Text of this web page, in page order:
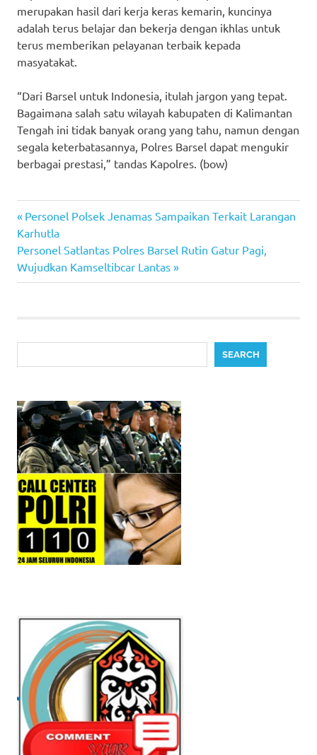
merupakan hasil dari kerja keras kemarin, kuncinya
adalah terus belajar dan bekerja dengan ikhlas untuk
terus memberikan pelayanan terbaik kepada
masyatakat.
“Dari Barsel untuk Indonesia, itulah jargon yang tepat.
Bagaimana salah satu wilayah kabupaten di Kalimantan
Tengah ini tidak banyak orang yang tahu, namun dengan
segala keterbatasannya, Polres Barsel dapat mengukir
berbagai prestasi,” tandas Kapolres. (bow)
Post
navigation
Previous
Post:
Personel Polsek Jenamas Sampaikan Terkait Larangan
Karhutla
Next
Post:
Personel Satlantas Polres Barsel Rutin Gatur Pagi,
Wujudkan Kamseltibcar Lantas
SEARCH